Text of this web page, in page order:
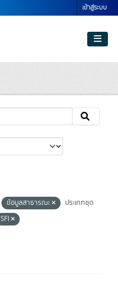
เข้าสู่ระบบ
ข้อมูลสาธารณะ
ประเภทชุด
SFI